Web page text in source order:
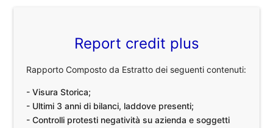
Report credit plus
Rapporto Composto da Estratto dei seguenti contenuti:
- Visura Storica;
- Ultimi 3 anni di bilanci, laddove presenti;
- Controlli protesti negatività su azienda e soggetti